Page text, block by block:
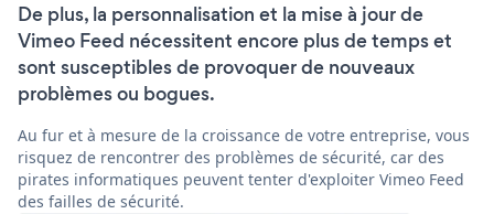
De plus, la personnalisation et la mise à jour de
Vimeo Feed nécessitent encore plus de temps et
sont susceptibles de provoquer de nouveaux
problèmes ou bogues.
Au fur et à mesure de la croissance de votre entreprise, vous
risquez de rencontrer des problèmes de sécurité, car des
pirates informatiques peuvent tenter d'exploiter Vimeo Feed
des failles de sécurité.